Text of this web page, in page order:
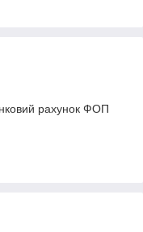
рахунок ФОП